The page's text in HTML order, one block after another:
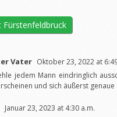
Fürstenfeldbruck
Vater Oktober 23, 2022 at
jedem Mann eindringlich
und sich äußerst
Januar 23, 2023 at 4:30 a.m.